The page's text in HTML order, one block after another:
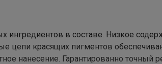
ингредиентов в составе. Низкое
цепи красящих пигментов
нанесение. Гарантированно точный